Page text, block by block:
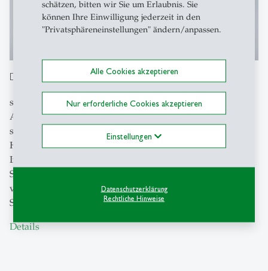
schätzen, bitten wir Sie um Erlaubnis. Sie
können Ihre Einwilligung jederzeit in den
"Privatsphäreneinstellungen" ändern/anpassen.
Alle Cookies akzeptieren
Nur erforderliche Cookies akzeptieren
Einstellungen
Datenschutzerklärung
Rechtliche Hinweise
Dr. Dietrich Wagner
studierte Wirtschaftspädagogik an der Friedrich-
Alexander-Universität in Nürnberg und beschäftigt sich
seit 2014 mit verschiedenen Themenfeldern der
Hochschuldidaktik und Hochschulentwicklung am
Institut für Wirtschaftspädagogik der Universität
St.Gallen. In seiner Forschung steht v.a. die Entwicklung
von kritischer Reflexion und ethischer Kompetenz bei
Studierenden im Zentrum.
Details